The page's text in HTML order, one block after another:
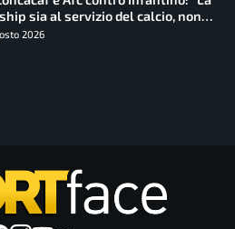
sia al servizio del calcio, non
dominarlo”
2026